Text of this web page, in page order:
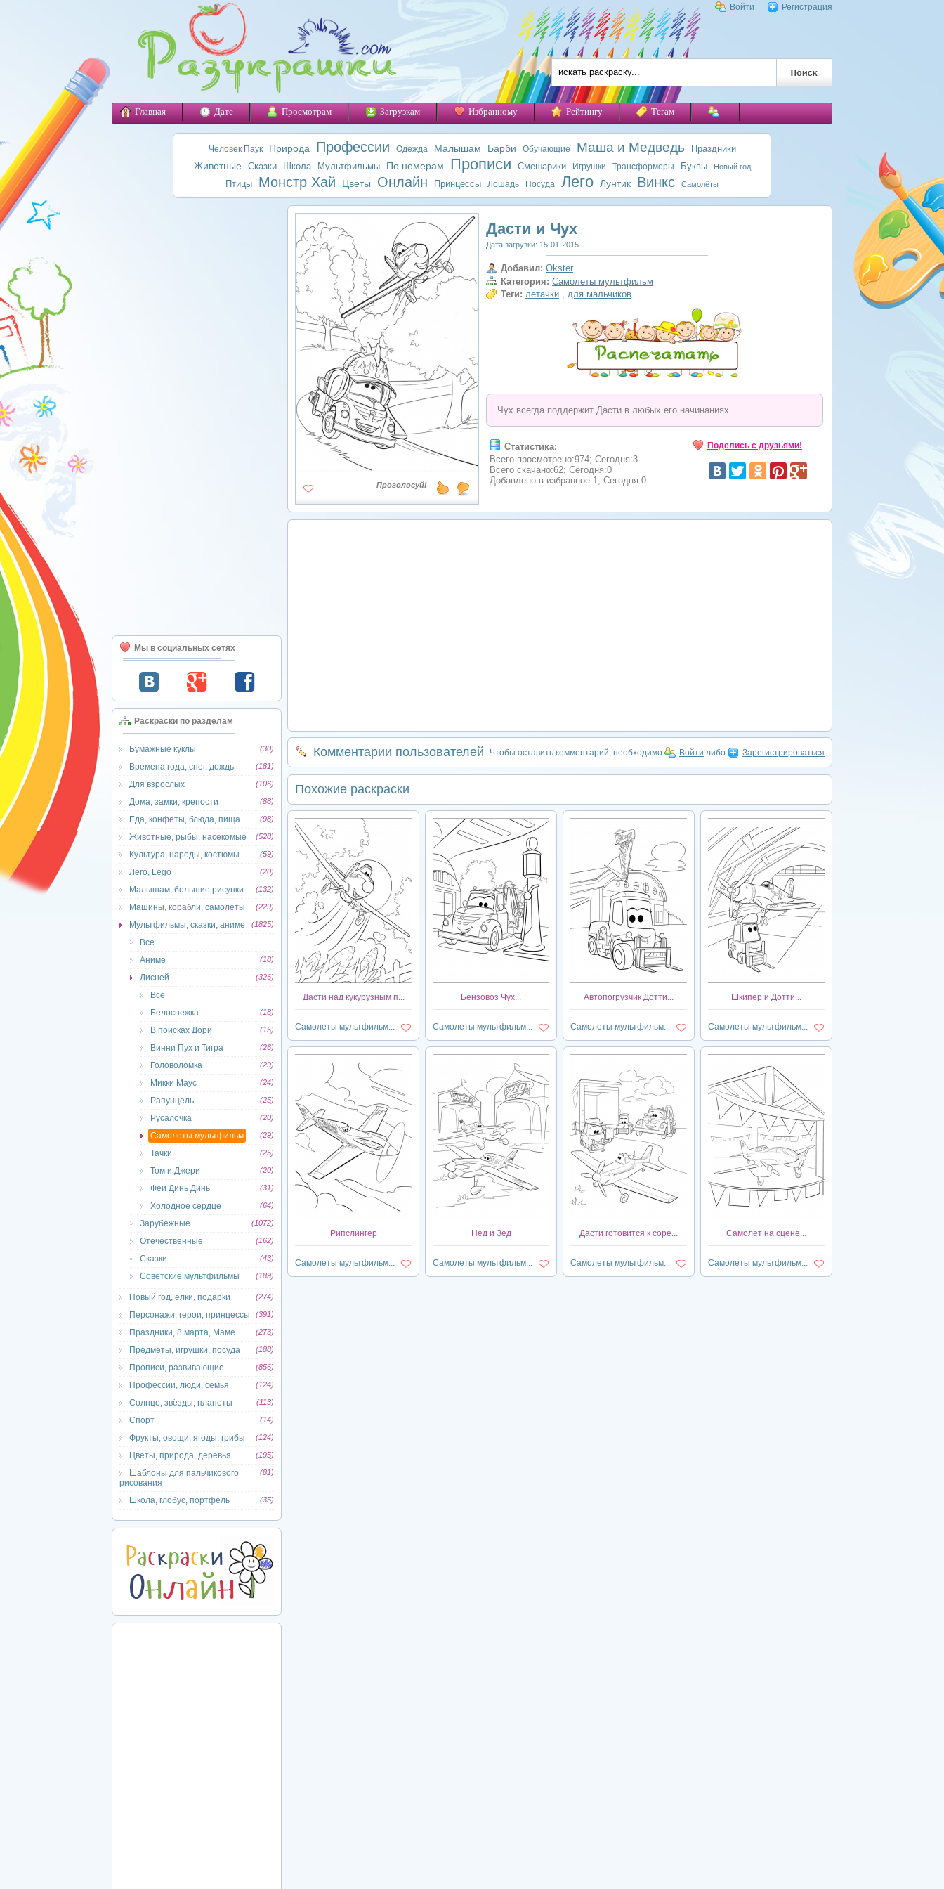
Войти Регистрация
Главная Дате Просмотрам Загрузкам Избранному Рейтингу Тегам
Человек Паук Природа Профессии Одежда Малышам Барби Обучающие Маша и Медведь Праздники
Животные Сказки Школа Мультфильмы По номерам Прописи Смешарики Игрушки Трансформеры Буквы Новый год
Птицы Монстр Хай Цветы Онлайн Принцессы Лошадь Посуда Лего Лунтик Винкс Самолёты
Мы в социальных сетях
Раскраски по разделам
Бумажные куклы (30)
Времена года, снег, дождь (181)
Для взрослых (106)
Дома, замки, крепости (88)
Еда, конфеты, блюда, пища (98)
Животные, рыбы, насекомые (528)
Культура, народы, костюмы (59)
Лего, Lego (20)
Малышам, большие рисунки (132)
Машины, корабли, самолёты (229)
Мультфильмы, сказки, аниме (1825)
Все
Аниме
(18)
Дисней (326)
Все
Белоснежка
(18)
В поисках Дори (15)
Винни Пух и Тигра (26)
Головоломка (29)
Микки Маус (24)
Рапунцель (25)
Русалочка (20)
Самолеты мультфильм (29)
Тачки (25)
Том и Джери (20)
Феи Динь Динь (31)
Холодное сердце (64)
Зарубежные (1072)
Отечественные (162)
Сказки (43)
Советские мультфильмы (189)
Новый год, елки, подарки (274)
Персонажи, герои, принцессы (391)
Праздники, 8 марта, Маме (273)
Предметы, игрушки, посуда (188)
Прописи, развивающие (856)
Профессии, люди, семья (124)
Солнце, звёзды, планеты (113)
Спорт (14)
Фрукты, овощи, ягоды, грибы (124)
Цветы, природа, деревья (195)
Шаблоны для пальчикового
рисования
(81)
Школа, глобус, портфель (35)
Проголосуй!
Дасти и Чух
Дата загрузки: 15-01-2015
Добавил: Okster
Категория: Самолеты мультфильм
Теги: летачки , для мальчиков
Чух всегда поддержит Дасти в любых его начинаниях.
Статистика:
Всего просмотрено:974; Сегодня:3
Всего скачано:62; Сегодня:0
Добавлено в избранное:1; Сегодня:0
Поделись с друзьями!
Комментарии пользователей Чтобы оставить комментарий, необходимо Войти либо Зарегистрироваться
Похожие раскраски
Дасти над кукурузным п...
Самолеты мультфильм...
Бензовоз Чух...
Самолеты мультфильм...
Автопогрузчик Дотти...
Самолеты мультфильм...
Шкипер и Дотти...
Самолеты мультфильм...
Рипслингер
Самолеты мультфильм...
Нед и Зед
Самолеты мультфильм...
Дасти готовится к соре...
Самолеты мультфильм...
Самолет на сцене...
Самолеты мультфильм...